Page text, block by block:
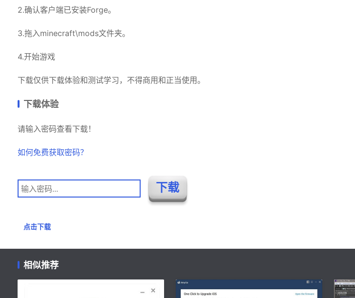
2.确认客户端已安装Forge。
3.拖入minecraft\mods文件夹。
4.开始游戏
下载仅供下载体验和测试学习，不得商用和正当使用。
下载体验
请输入密码查看下载！
如何免费获取密码？
点击下载
相似推荐